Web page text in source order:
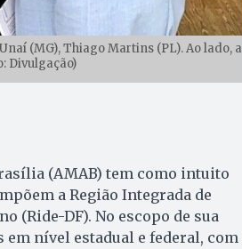
(MG), Thiago Martins (PL). Ao lado, a
Divulgação)
(AMAB) tem como intuito
a Região Integrada de
(Ride-DF). No escopo de sua
em nível estadual e federal, com